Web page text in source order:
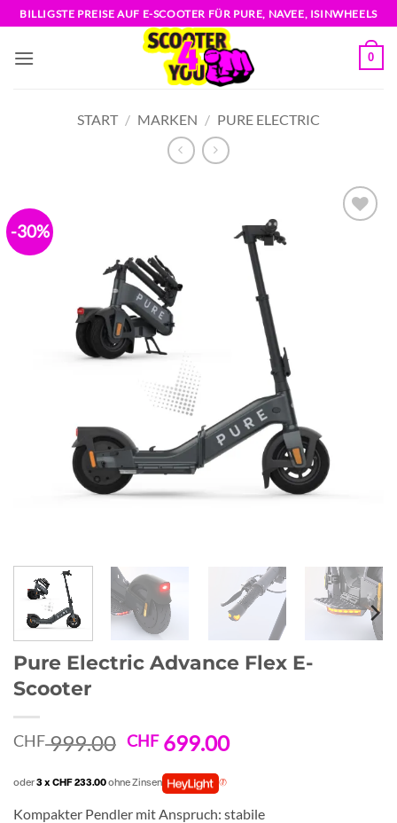
Zum
Inhalt
springen
BILLIGSTE PREISE AUF E-SCOOTER FÜR PURE, NAVEE, ISINWHEELS
0
START / MARKEN / PURE ELECTRIC
-30%
Pure Electric Advance Flex E-
Scooter
CHF999.00 Ursprünglicher
war:
CHF 999.00
CHF699.00Aktueller
CHF 699.00.
oder3 x CHF 233.00ohne Zinsen
Kompakter Pendler mit Anspruch: stabile